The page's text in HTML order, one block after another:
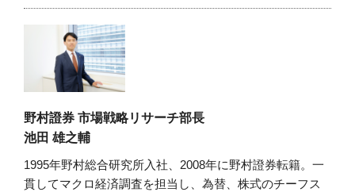
野村證券 市場戦略リサーチ部長
池田 雄之輔
1995年野村総合研究所入社、2008年に野村證券転籍。一
貫してマクロ経済調査を担当し、為替、株式のチーフス